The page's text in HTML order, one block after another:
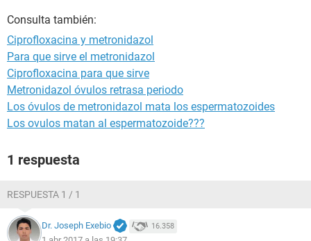
Metronidazol y si realmente es efectivo.
Desde ya muchas gracias
Consulta también:
Ciprofloxacina y metronidazol
Para que sirve el metronidazol
Ciprofloxacina para que sirve
Metronidazol óvulos retrasa periodo
Los óvulos de metronidazol mata los espermatozoides
Los ovulos matan al espermatozoide???
1 respuesta
RESPUESTA 1 / 1
Dr. Joseph Exebio 16.358